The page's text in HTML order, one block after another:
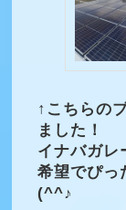
↑こちらの
ました！
イナバガレ
希望でぴっ
(^^♪